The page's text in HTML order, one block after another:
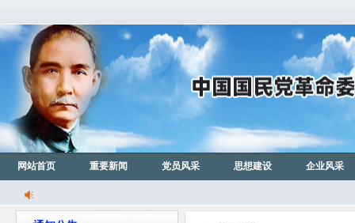
网站首页 重要新闻 党员风采 思想建设 企业风采